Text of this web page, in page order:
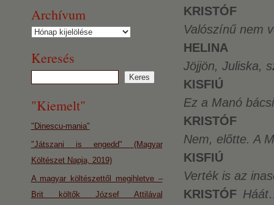
KRISTÓF
Valószínű nem
HELINA
Jöjjön, Juliska,
KISFIÚ
Ez a Manó
KRISTÓF
Nem, előtte. A
KISFIÚ
Verték is az
KRISTÓF
Archívum
Archívum
Keresés
"Kiemelt"
"Dinescu-mania"
"Játszani is engedd" (Magyar
Költészet Napja, 2019)
A magyar költészettől megihletve –
Brit költők József Attilával